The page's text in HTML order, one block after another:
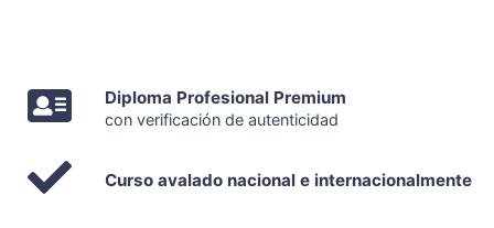
Diploma Profesional Premium
con verificación de autenticidad
Curso avalado nacional e internacionalmente